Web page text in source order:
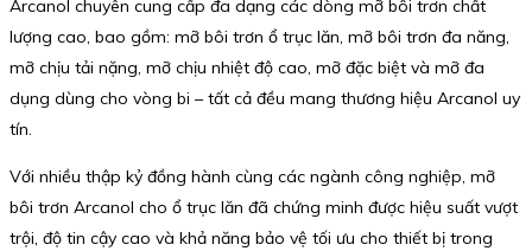
Arcanol chuyên cung cấp đa dạng các dòng mỡ bôi trơn chất
lượng cao, bao gồm: mỡ bôi trơn ổ trục lăn, mỡ bôi trơn đa năng,
mỡ chịu tải nặng, mỡ chịu nhiệt độ cao, mỡ đặc biệt và mỡ đa
dụng dùng cho vòng bi – tất cả đều mang thương hiệu Arcanol uy
tín.
Với nhiều thập kỷ đồng hành cùng các ngành công nghiệp, mỡ
bôi trơn Arcanol cho ổ trục lăn đã chứng minh được hiệu suất vượt
trội, độ tin cậy cao và khả năng bảo vệ tối ưu cho thiết bị trong